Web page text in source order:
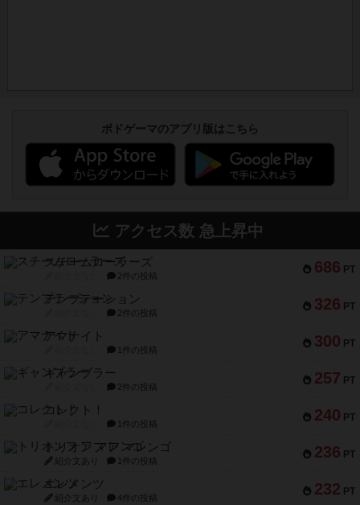
ボドゲーマのアプリ版はこちら
アクセス数 急上昇中
686 PT
スチームローラーズ
2件の投稿
326 PT
テンプテーション
2件の投稿
300 PT
アマナイト
1件の投稿
257 PT
ギャンブラー
2件の投稿
240 PT
コレクト！
1件の投稿
236 PT
トリオンフ ア マレンゴ
紹介文あり 1件の投稿
232 PT
エレメンツ
紹介文あり 4件の投稿